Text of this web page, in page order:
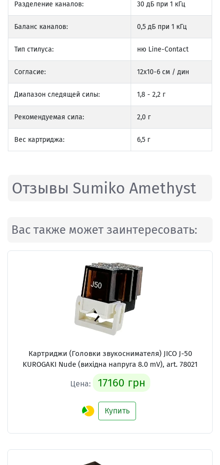
Разделение каналов: 30 дБ при 1 кГц
Баланс каналов: 0,5 дБ при 1 кГц
Тип стилуса: ню Line-Contact
Согласие: 12х10-6 см / дин
Диапазон следящей силы: 1,8 - 2,2 г
Рекомендуемая сила: 2,0 г
Вес картриджа: 6,5 г
Отзывы Sumiko Amethyst
Вас также может заинтересовать:
Картриджи (Головки звукоснимателя) JICO J-50
KUROGAKI Nude (вихідна напруга 8.0 mV), art. 78021
Цена: 17160 грн
Купить